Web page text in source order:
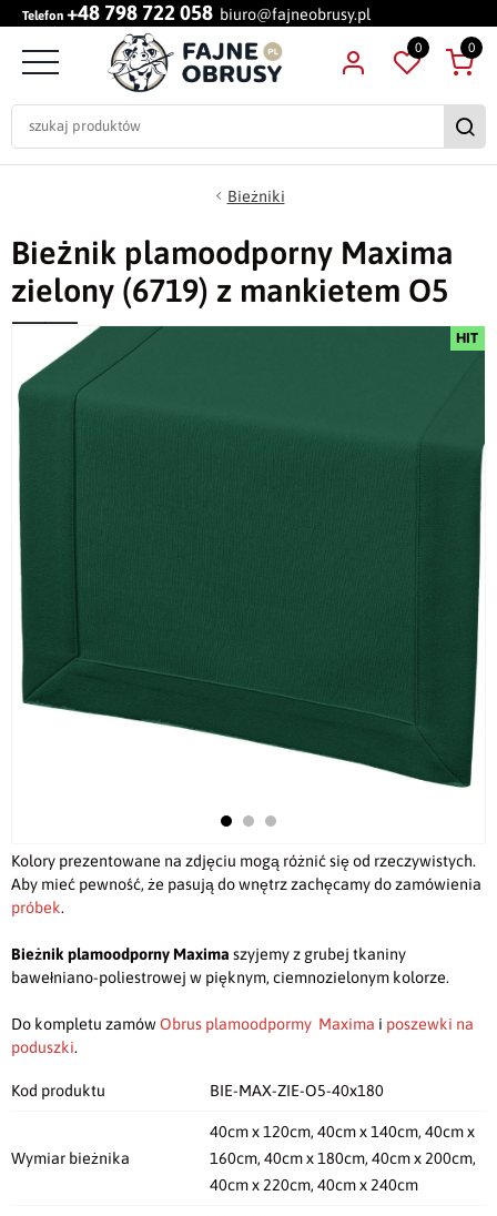
Telefon +48 798 722 058 biuro@fajneobrusy.pl
0 0
Bieżniki
HIT
Bieżnik plamoodporny Maxima
zielony (6719) z mankietem O5
Kolory prezentowane na zdjęciu mogą różnić się od rzeczywistych.
Aby mieć pewność, że pasują do wnętrz zachęcamy do zamówienia
próbek.
Bieżnik plamoodporny Maxima szyjemy z grubej tkaniny
bawełniano-poliestrowej w pięknym, ciemnozielonym kolorze.
Do kompletu zamówObrus plamoodpormy Maxima i poszewki na
poduszki.
Kod produktu BIE-MAX-ZIE-O5-40x180
Wymiar bieżnika
40cm x 120cm, 40cm x 140cm, 40cm x
160cm, 40cm x 180cm, 40cm x 200cm,
40cm x 220cm, 40cm x 240cm